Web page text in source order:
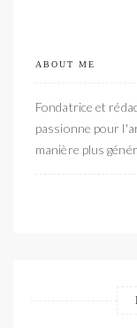
ABOUT ME
Fondatrice et
passionne pour
manière plus